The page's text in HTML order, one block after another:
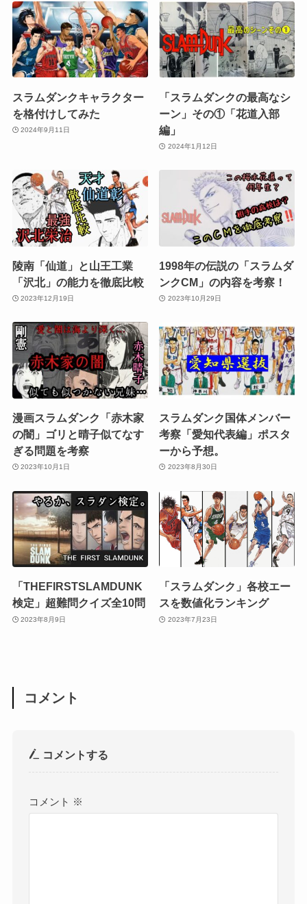
スラムダンクキャラクター
を格付けしてみた
2024年9月11日
「スラムダンクの最高なシ
ーン」その①「花道入部
編」
2024年1月12日
陵南「仙道」と山王工業
「沢北」の能力を徹底比較
2023年12月19日
1998年の伝説の「スラムダ
ンクCM」の内容を考察！
2023年10月29日
漫画スラムダンク「赤木家
の闇」ゴリと晴子似てなす
ぎる問題を考察
2023年10月1日
スラムダンク国体メンバー
考察「愛知代表編」ポスタ
ーから予想。
2023年8月30日
「THEFIRSTSLAMDUNK
検定」超難問クイズ全10問
2023年8月9日
「スラムダンク」各校エー
スを数値化ランキング
2023年7月23日
コメント
コメントする
コメント ※